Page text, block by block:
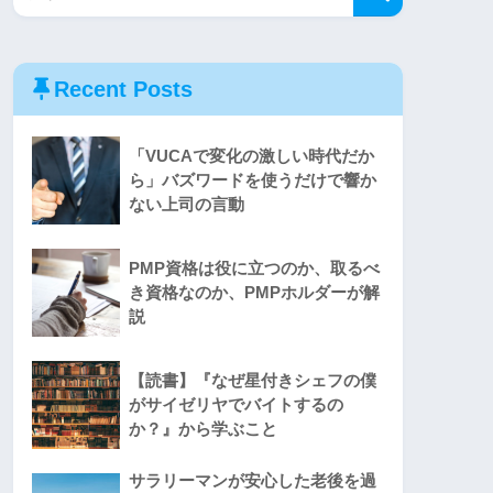
Recent Posts
「VUCAで変化の激しい時代だか
ら」バズワードを使うだけで響か
ない上司の言動
PMP資格は役に立つのか、取るべ
き資格なのか、PMPホルダーが解
説
【読書】『なぜ星付きシェフの僕
がサイゼリヤでバイトするの
か？』から学ぶこと
サラリーマンが安心した老後を過